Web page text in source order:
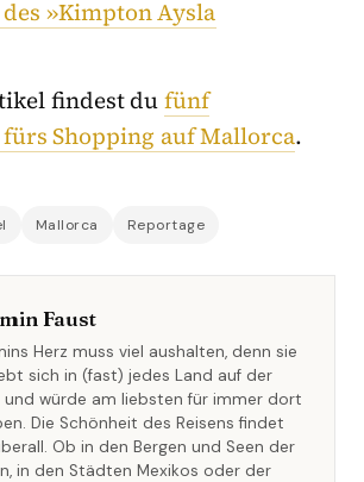
»Kimpton Aysla
findest dufünf
Shopping auf Mallorca.
Mallorca Reportage
Faust
Herz muss viel aushalten, denn sie
sich in (fast) jedes Land auf der
und würde am liebsten für immer dort
Die Schönheit des Reisens findet
Ob in den Bergen und Seen der
in den Städten Mexikos oder der